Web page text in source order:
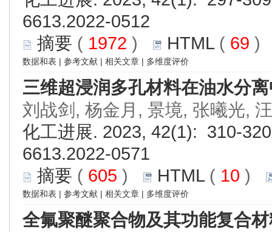
6613.2022-0512
摘要 ( 1972 ) HTML( 69
数据和表 | 参考文献 | 相关文章 | 多维度评价
三维超浸润多孔材料在油水分
刘战剑, 杨金月, 景境, 张曦光,
化工进展. 2023, 42(1): 310-
6613.2022-0571
摘要 ( 605 ) HTML( 10 )
数据和表 | 参考文献 | 相关文章 | 多维度评价
全氟聚醚聚合物及其功能复合